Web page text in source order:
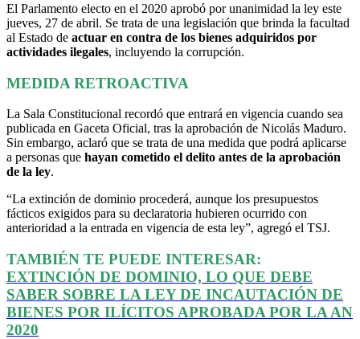
El Parlamento electo en el 2020 aprobó por unanimidad la ley este
jueves, 27 de abril. Se trata de una legislación que brinda la facultad
al Estado de actuar en contra de los bienes adquiridos por
actividades ilegales, incluyendo la corrupción.
MEDIDA RETROACTIVA
La Sala Constitucional recordó que entrará en vigencia cuando sea
publicada en Gaceta Oficial, tras la aprobación de Nicolás Maduro.
Sin embargo, aclaró que se trata de una medida que podrá aplicarse
a personas que hayan cometido el delito antes de la aprobación
de la ley.
“La extinción de dominio procederá, aunque los presupuestos
fácticos exigidos para su declaratoria hubieren ocurrido con
anterioridad a la entrada en vigencia de esta ley”, agregó el TSJ.
TAMBIÉN TE PUEDE INTERESAR:
EXTINCIÓN DE DOMINIO, LO QUE DEBE
SABER SOBRE LA LEY DE INCAUTACIÓN DE
BIENES POR ILÍCITOS APROBADA POR LA AN
2020